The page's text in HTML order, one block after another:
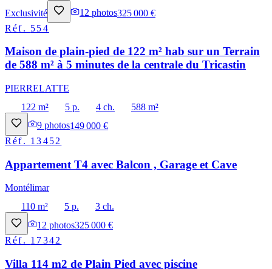
Exclusivité
12 photos325 000 €
Réf. 554
Maison de plain-pied de 122 m² hab sur un Terrain
de 588 m² à 5 minutes de la centrale du Tricastin
PIERRELATTE
122 m²
5 p. 4 ch.
588 m²
9 photos149 000 €
Réf. 13452
Appartement T4 avec Balcon , Garage et Cave
Montélimar
110 m²
5 p.
3 ch.
12 photos325 000 €
Réf. 17342
Villa 114 m2 de Plain Pied avec piscine